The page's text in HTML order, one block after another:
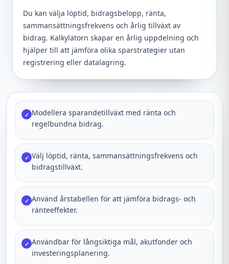
Du kan välja löptid, bidragsbelopp, ränta,
sammansättningsfrekvens och årlig tillväxt av
bidrag. Kalkylatorn skapar en årlig uppdelning och
hjälper till att jämföra olika sparstrategier utan
registrering eller datalagring.
✓ Modellera sparandetillväxt med ränta och
regelbundna bidrag.
✓ Välj löptid, ränta, sammansättningsfrekvens och
bidragstillväxt.
✓ Använd årstabellen för att jämföra bidrags- och
ränteeffekter.
✓ Användbar för långsiktiga mål, akutfonder och
investeringsplanering.